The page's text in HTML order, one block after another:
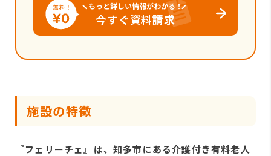
もっと詳しい情報がわかる！
今すぐ資料請求
施設の特徴
『フェリーチェ』は、知多市にある介護付き有料老人